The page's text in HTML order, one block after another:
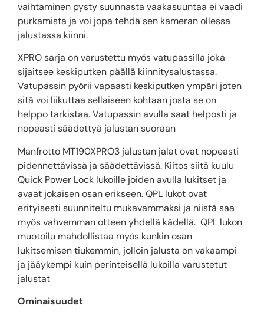
vaihtaminen pysty suunnasta vaakasuuntaa ei vaadi
purkamista ja voi jopa tehdä sen kameran ollessa
jalustassa kiinni.
XPRO sarja on varustettu myös vatupassilla joka
sijaitsee keskiputken päällä kiinnitysalustassa.
Vatupassin pyörii vapaasti keskiputken ympäri joten
sitä voi liikuttaa sellaiseen kohtaan josta se on
helppo tarkistaa. Vatupassin avulla saat helposti ja
nopeasti säädettyä jalustan suoraan
Manfrotto MT190XPRO3 jalustan jalat ovat nopeasti
pidennettävissä ja säädettävissä. Kiitos siitä kuulu
Quick Power Lock lukoille joiden avulla lukitset ja
avaat jokaisen osan erikseen. QPL lukot ovat
erityisesti suunniteltu mukavammaksi ja niistä saa
myös vahvemman otteen yhdellä kädellä. QPL lukon
muotoilu mahdollistaa myös kunkin osan
lukitsemisen tiukemmin, jolloin jalusta on vakaampi
ja jääykempi kuin perinteisellä lukoilla varustetut
jalustat
Ominaisuudet